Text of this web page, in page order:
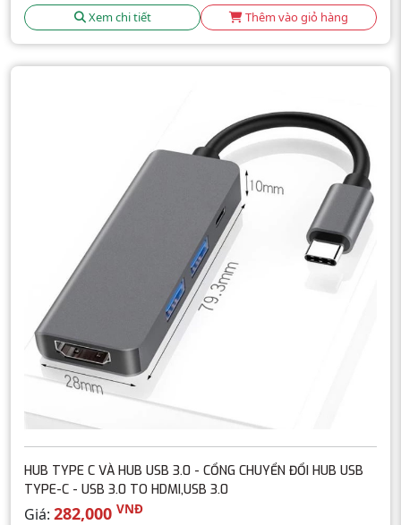
Xem chi tiết Thêm vào giỏ hàng
HUB TYPE C VÀ HUB USB 3.0 - CỔNG CHUYỂN ĐỔI HUB USB
TYPE-C - USB 3.0 TO HDMI,USB 3.0
Giá: 282,000 VNĐ